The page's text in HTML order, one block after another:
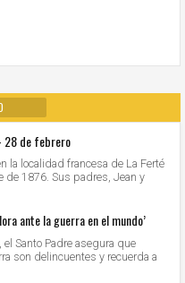
28 de febrero
la localidad francesa de La Ferté
de 1876. Sus padres, Jean y
ante la guerra en el mundo’
Santo Padre asegura que
son delincuentes y recuerda a